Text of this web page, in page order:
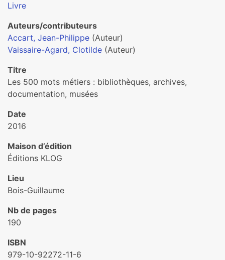
Livre
Auteurs/contributeurs
Accart, Jean-Philippe (Auteur)
Vaissaire-Agard, Clotilde (Auteur)
Titre
Les 500 mots métiers : bibliothèques, archives,
documentation, musées
Date
2016
Maison d’édition
Éditions KLOG
Lieu
Bois-Guillaume
Nb de pages
190
ISBN
979-10-92272-11-6